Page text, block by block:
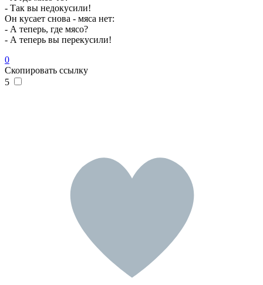
- Так вы недокусили!
Он кусает снова - мяса нет:
- А теперь, где мясо?
- А теперь вы перекусили!
0
Скопировать ссылку
5